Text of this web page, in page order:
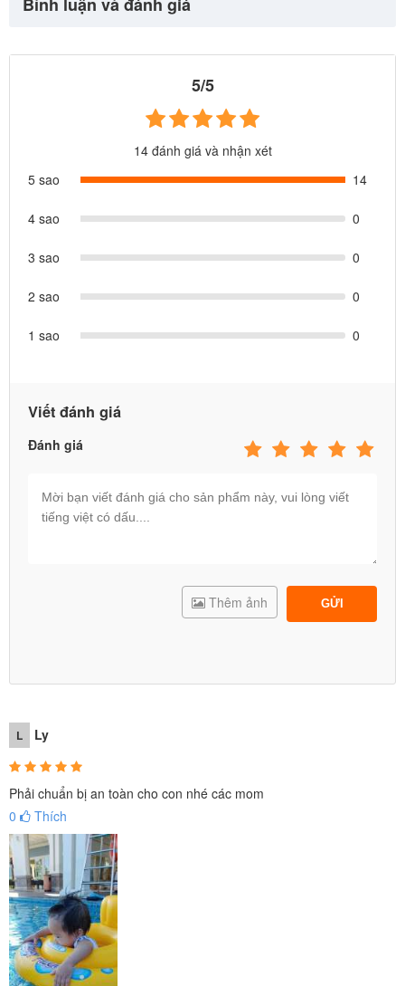
5/5
14 đánh giá và nhận xét
5 sao
14
4 sao 0
3 sao 0
2 sao 0
1 sao 0
Viết đánh giá
Đánh giá
GỬI
Thêm ảnh
L Ly
Phải chuẩn bị an toàn cho con nhé các mom
0
Thích